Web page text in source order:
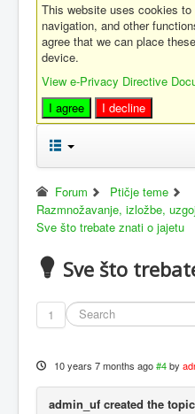
This website uses cookies
navigation, and other
agree that we can place
device.
View e-Privacy Directive
I agree
I decline
Forum
Ptičje teme
Razmnožavanje, izložbe,
Sve što trebate znati o jajetu
Sve što
1
10 years 7 months ago #4 by
admin_uf created the